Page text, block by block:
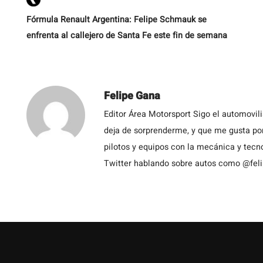
Fórmula Renault Argentina: Felipe Schmauk se
enfrenta al callejero de Santa Fe este fin de semana
Felipe Gana
Editor Área Motorsport Sigo el
deja de sorprenderme, y que me gusta
pilotos y equipos con la mecánica y
Twitter hablando sobre autos como